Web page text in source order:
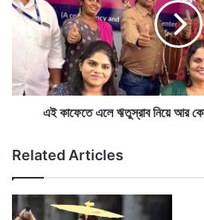
মাঙ্কিপক্স কি তবে ফের বিশ্বজুড়ে
দিয়েছে।
প
পি
ফে
ঋ
তু
য়ে
আ
র
কো
এই কাফেতে এলে ঋতুস্রাব নিয়ে আর
Related Articles